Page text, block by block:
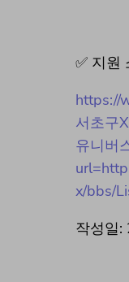
✅ 지원
https://
서초구
유니버
x/bbs/
작성일